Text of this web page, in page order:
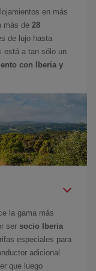
en más
más de 28
de lujo hasta
está a tan sólo un
con Iberia y
la gama más
ser socio Iberia
especiales para
adicional
que luego